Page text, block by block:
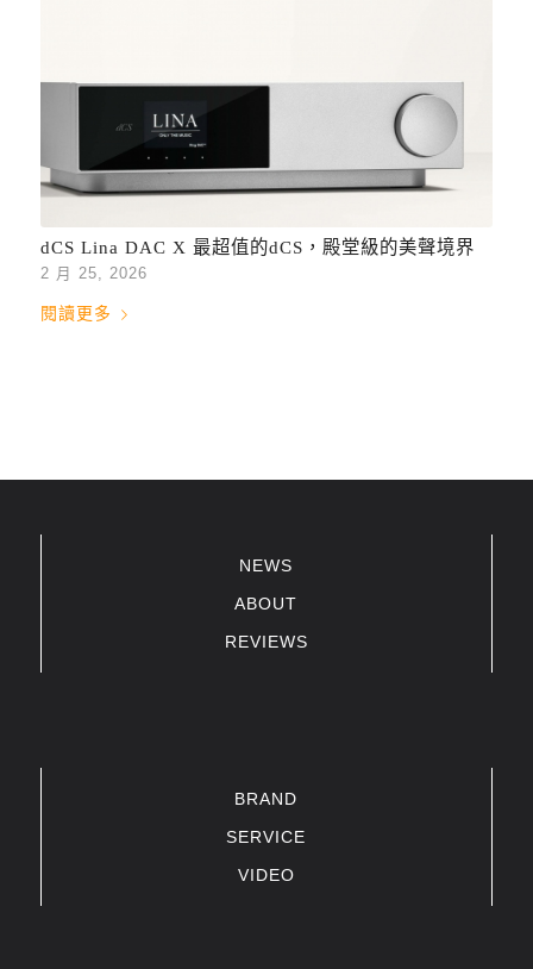
dCS Lina DAC X 最超值的dCS，殿堂級的美聲境界
2 月 25, 2026
閱讀更多
NEWS
ABOUT
REVIEWS
BRAND
SERVICE
VIDEO